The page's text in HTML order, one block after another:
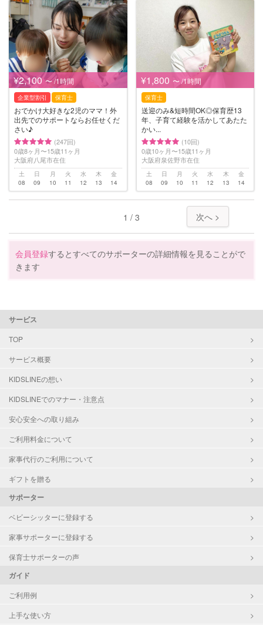
¥2,100 〜 /1時間
企業型割引 保育士
おでかけ大好きな2児のママ！外
出先でのサポートならお任せくだ
さい♪
(247回)
0歳8ヶ月〜15歳11ヶ月
大阪府八尾市在住
土
08
日
09
月
10
火
11
水
12
木
13
金
14
¥1,800 〜 /1時間
保育士
送迎のみ&短時間OK◎保育歴13
年、子育て経験を活かしてあたた
かい...
(10回)
0歳10ヶ月〜15歳11ヶ月
大阪府泉佐野市在住
土
08
日
09
月
10
火
11
水
12
木
13
金
14
1 / 3 次へ >
会員登録するとすべてのサポーターの詳細情報を見ることがで
きます
サービス
TOP
サービス概要
KIDSLINEの想い
KIDSLINEでのマナー・注意点
安心安全への取り組み
ご利用料金について
家事代行のご利用について
ギフトを贈る
サポーター
ベビーシッターに登録する
家事サポーターに登録する
保育士サポーターの声
ガイド
ご利用例
上手な使い方